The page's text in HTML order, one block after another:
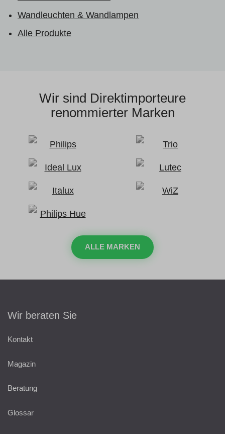
Wandleuchten & Wandlampen
Alle Produkte
Wir sind Direktimporteure
renommierter Marken
ALLE MARKEN
Wir beraten Sie
Kontakt
Magazin
Beratung
Glossar